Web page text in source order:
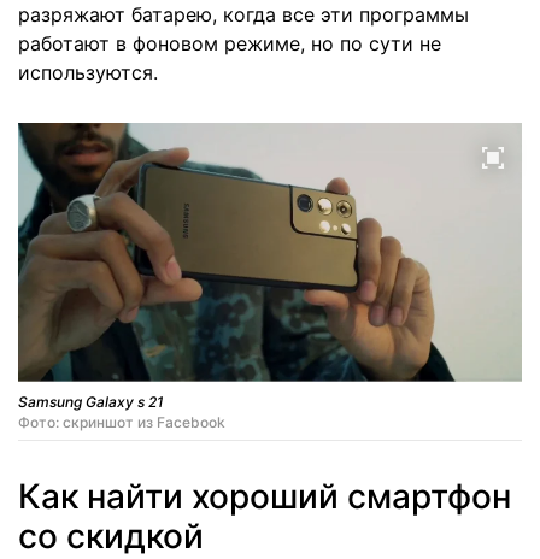
разряжают батарею, когда все эти программы
работают в фоновом режиме, но по сути не
используются.
Samsung Galaxy s 21
Фото: скриншот из Facebook
Как найти хороший смартфон
со скидкой